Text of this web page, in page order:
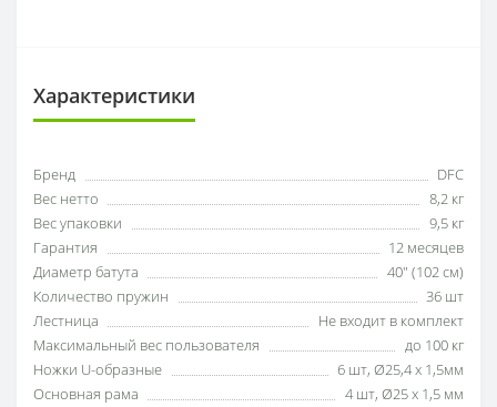
Характеристики
Бренд
DFC
Вес нетто
8,2 кг
Вес упаковки
9,5 кг
Гарантия
12 месяцев
Диаметр батута
40" (102 см)
Количество пружин
36 шт
Лестница
Не входит в комплект
Максимальный вес пользователя
до 100 кг
Ножки U-образные
6 шт, Ø25,4 х 1,5мм
Основная рама
4 шт, Ø25 х 1,5 мм